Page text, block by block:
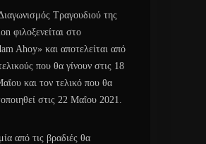
Τραγουδιού της
φιλοξενείται στο
Ahoy» και αποτελείται από
που θα γίνουν στις 18
και τον τελικό που θα
στις 22 Μαΐου 2021.
από τις βραδιές θα